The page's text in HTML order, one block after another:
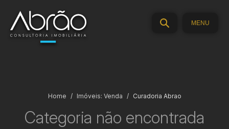
MENU
Home Imóveis: Venda Curadoria Abrao
Categoria não encontrada